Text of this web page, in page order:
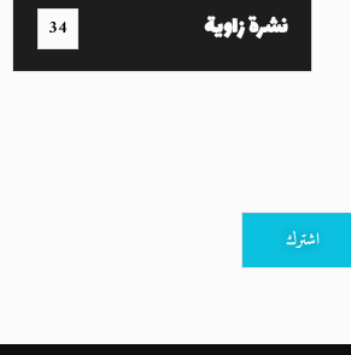
نشرة زاوية 34
اشترك